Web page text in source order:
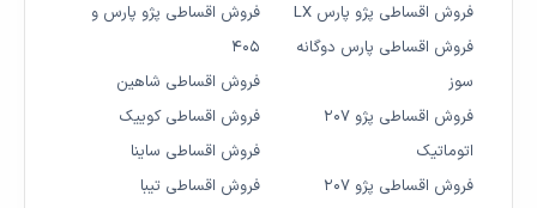
فروش اقساطی پژو پارس LX
فروش اقساطی پارس دوگانه
سوز
فروش اقساطی پژو ۲۰۷
اتوماتیک
فروش اقساطی پژو ۲۰۷
فروش اقساطی پژو پارس و
۴۰۵
فروش اقساطی شاهین
فروش اقساطی کوییک
فروش اقساطی ساینا
فروش اقساطی تیبا